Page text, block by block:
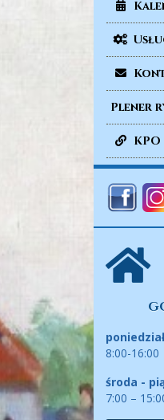
Plener
KPO
8:00-16:00
środa -
7:00 –